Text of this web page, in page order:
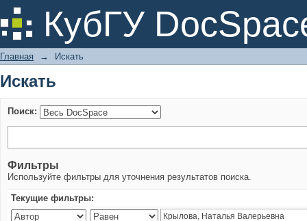
КубГУ
Искать
Главная → Искать
Искать
Поиск:
Фильтры
Используйте фильтры для уточнения результатов поиска.
Текущие фильтры: